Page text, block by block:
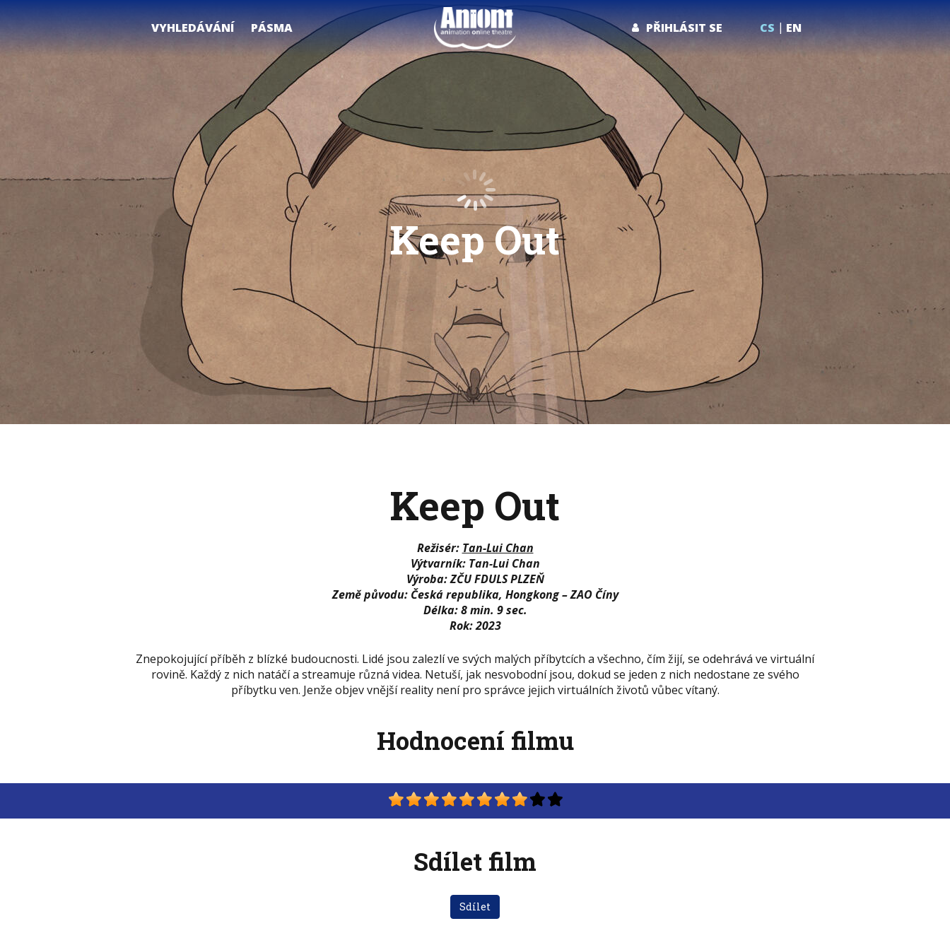
VYHLEDÁVÁNÍ PÁSMA CS EN
PŘIHLÁSIT SE
Keep Out
Keep Out
Režisér: Tan-Lui Chan
Výtvarník:Tan-Lui Chan
Výroba:ZČU FDULS PLZEŇ
Země původu:Česká republika, Hongkong – ZAO Číny
Délka:8 min. 9 sec.
Rok:2023
Znepokojující příběh z blízké budoucnosti. Lidé jsou zalezlí ve svých malých příbytcích a všechno, čím žijí, se odehrává ve virtuální
rovině. Každý z nich natáčí a streamuje různá videa. Netuší, jak nesvobodní jsou, dokud se jeden z nich nedostane ze svého
příbytku ven. Jenže objev vnější reality není pro správce jejich virtuálních životů vůbec vítaný.
Hodnocení filmu
Sdílet film
Sdílet